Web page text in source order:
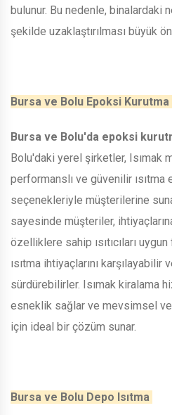
bulunur. Bu nedenle, binalardaki
şekilde uzaklaştırılması büyük
Bursa ve Bolu Epoksi Kurutma
Bursa ve Bolu'da epoksi
Bolu'daki yerel şirketler, Isımak
performanslı ve güvenilir ısıtma
seçenekleriyle müşterilerine
sayesinde müşteriler,
özelliklere sahip ısıtıcıları
ısıtma ihtiyaçlarını
sürdürebilirler. Isımak kiralama
esneklik sağlar ve mevsimsel
için ideal bir çözüm sunar.
Bursa ve Bolu Depo Isıtma